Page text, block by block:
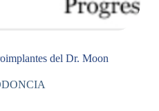
del Dr. Moon